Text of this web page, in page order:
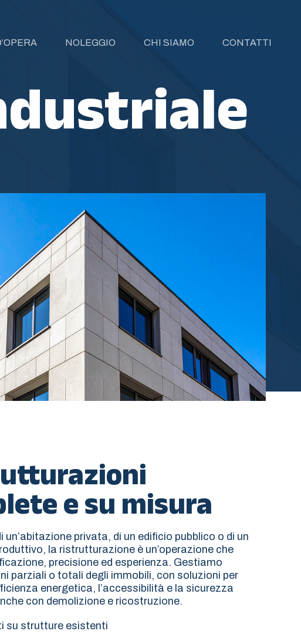
NOLEGGIO CHI SIAMO CONTATTI
e su misura
un’abitazione privata, di un edificio pubblico o di un
la ristrutturazione è un’operazione che
precisione ed esperienza. Gestiamo
parziali o totali degli immobili, con soluzioni per
energetica, l’accessibilità e la sicurezza
con demolizione e ricostruzione.
su strutture esistenti